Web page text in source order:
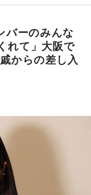
助ける」をコンセプト
さまざまな事情によっ
居場所を提供する施
い馬たちの受け皿と
場所があってよかった
実際に行かせていただ
生活を終えた馬たちが
実感したという。
バーのみんな
れて」大阪で
からの差し入